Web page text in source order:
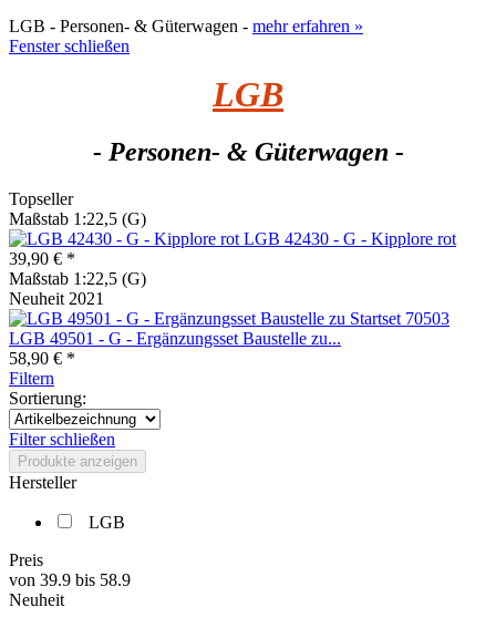
LGB - Personen- & Güterwagen - mehr erfahren »
Fenster schließen
LGB
- Personen- & Güterwagen -
Topseller
Maßstab 1:22,5 (G)
LGB 42430 - G - Kipplore rot
39,90 € *
Maßstab 1:22,5 (G)
Neuheit 2021
LGB 49501 - G - Ergänzungsset Baustelle zu...
58,90 € *
Filtern
Sortierung:
Filter schließen
Produkte anzeigen
Hersteller
LGB
Preis
von 39.9 bis 58.9
Neuheit